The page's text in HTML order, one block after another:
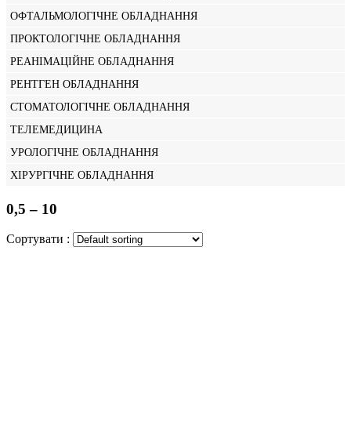
ОФТАЛЬМОЛОГІЧНЕ ОБЛАДНАННЯ
ПРОКТОЛОГІЧНЕ ОБЛАДНАННЯ
РЕАНІМАЦІЙНЕ ОБЛАДНАННЯ
РЕНТГЕН ОБЛАДНАННЯ
СТОМАТОЛОГІЧНЕ ОБЛАДНАННЯ
ТЕЛЕМЕДИЦИНА
УРОЛОГІЧНЕ ОБЛАДНАННЯ
ХІРУРГІЧНЕ ОБЛАДНАННЯ
0,5 – 10
Сортувати :